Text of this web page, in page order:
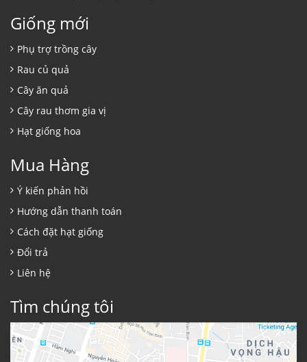
Giống mới
Phụ trợ trồng cây
Rau củ quả
Cây ăn quả
Cây rau thơm gia vị
Hạt giống hoa
Mua Hàng
Ý kiến phản hồi
Hướng dẫn thanh toán
Cách đặt hạt giống
Đổi trả
Liên hệ
Tìm chúng tôi